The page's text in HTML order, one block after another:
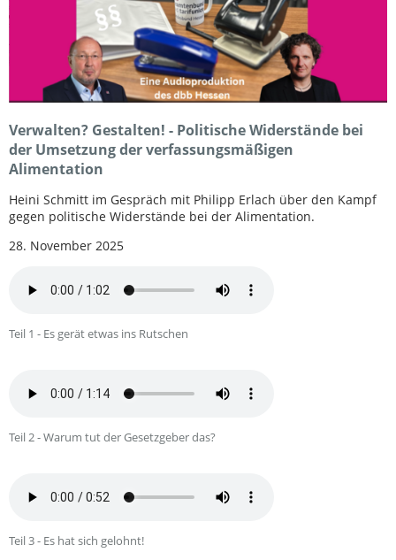
Verwalten? Gestalten! - Politische Widerstände bei
der Umsetzung der verfassungsmäßigen
Alimentation
Heini Schmitt im Gespräch mit Philipp Erlach über den Kampf
gegen politische Widerstände bei der Alimentation.
28. November 2025
Teil 1 - Es gerät etwas ins Rutschen
Teil 2 - Warum tut der Gesetzgeber das?
Teil 3 - Es hat sich gelohnt!